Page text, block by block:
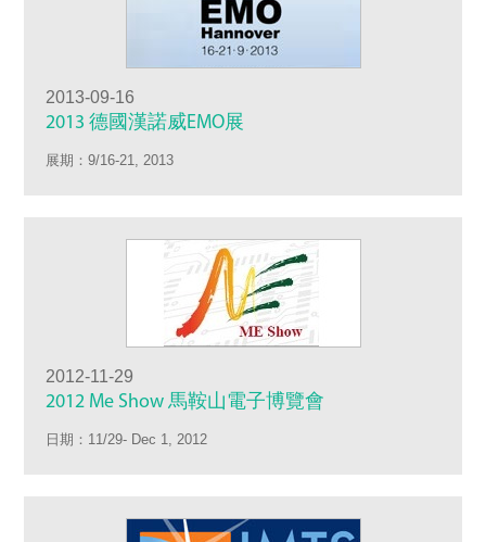
2013-09-16
2013 德國漢諾威EMO展
展期：9/16-21, 2013
2012-11-29
2012 Me Show 馬鞍山電子博覽會
日期：11/29- Dec 1, 2012